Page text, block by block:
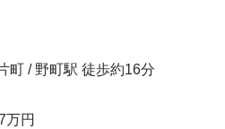
町 / 野町駅 徒歩約16分
万円